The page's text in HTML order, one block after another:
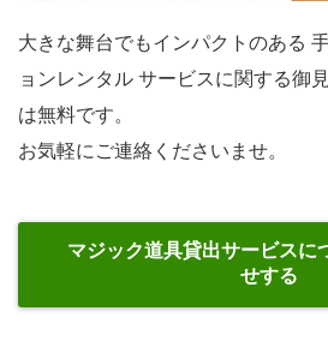
大きな舞台でもインパクトのある
ョンレンタル サービスに関する御
は無料です。
お気軽にご連絡くださいませ。
マジック道具貸出サービスに
せする